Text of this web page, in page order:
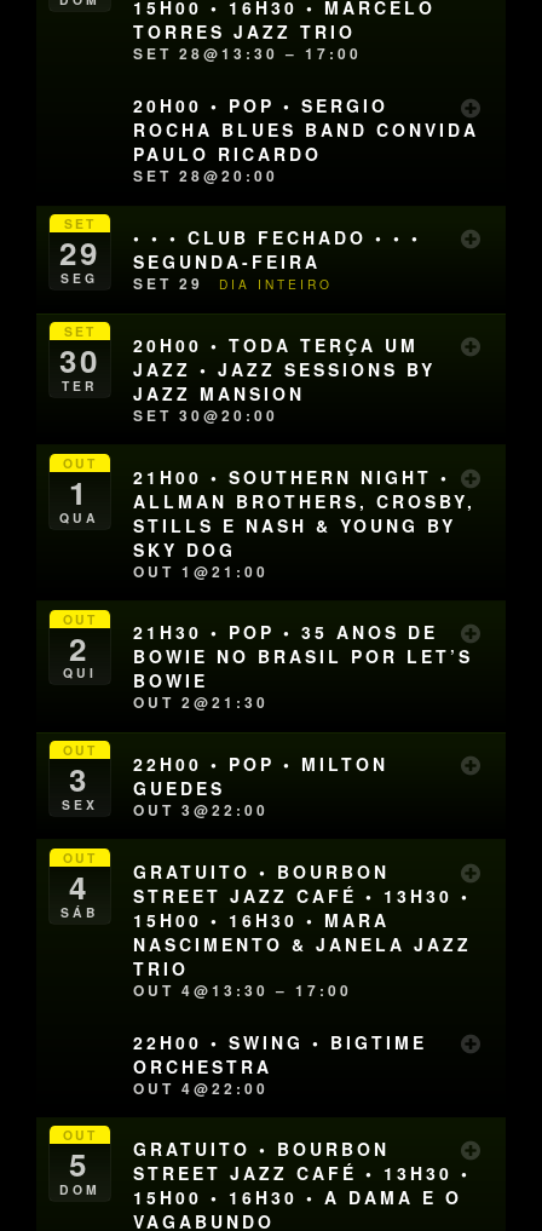
15H00 • 16H30 • MARCELO
TORRES JAZZ TRIO
SET 28@13:30 – 17:00
20H00 • POP • SERGIO
ROCHA BLUES BAND CONVIDA
PAULO RICARDO
SET 28@20:00
SET
29
SEG
• • • CLUB FECHADO • • •
SEGUNDA-FEIRA
SET 29 DIA INTEIRO
SET
30
TER
20H00 • TODA TERÇA UM
JAZZ • JAZZ SESSIONS BY
JAZZ MANSION
SET 30@20:00
OUT
1
QUA
21H00 • SOUTHERN NIGHT •
ALLMAN BROTHERS, CROSBY,
STILLS E NASH & YOUNG BY
SKY DOG
OUT 1@21:00
OUT
2
QUI
21H30 • POP • 35 ANOS DE
BOWIE NO BRASIL POR LET’S
BOWIE
OUT 2@21:30
OUT
3
SEX
22H00 • POP • MILTON
GUEDES
OUT 3@22:00
OUT
4
SÁB
GRATUITO • BOURBON
STREET JAZZ CAFÉ • 13H30 •
15H00 • 16H30 • MARA
NASCIMENTO & JANELA JAZZ
TRIO
OUT 4@13:30 – 17:00
22H00 • SWING • BIGTIME
ORCHESTRA
OUT 4@22:00
OUT
5
DOM
GRATUITO • BOURBON
STREET JAZZ CAFÉ • 13H30 •
15H00 • 16H30 • A DAMA E O
VAGABUNDO